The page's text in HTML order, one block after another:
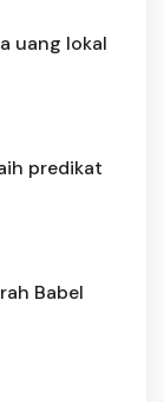
uang lokal
predikat
Babel